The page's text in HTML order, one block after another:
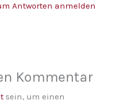
Antworten anmelden
Kommentar
sein, um einen